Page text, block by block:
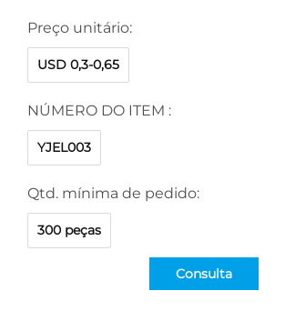
Preço unitário:
USD 0,3-0,65
NÚMERO DO ITEM :
YJEL003
Qtd. mínima de pedido:
300 peças
Consulta